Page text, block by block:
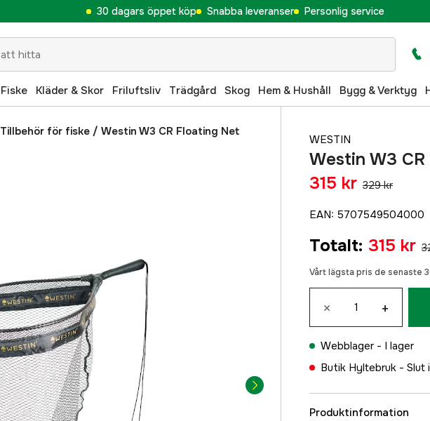
30 dagars öppet köp Snabba leveranser Personlig service
Fiske Kläder & Skor Friluftsliv Trädgård Skog Hem & Hushåll Bygg & Verktyg
Tillbehör för fiske / Westin W3 CR Floating Net
WESTIN
Westin W3
315 kr 329 kr
EAN: 5707549504000
Totalt: 315 kr
Vårt lägsta pris de senaste
× +
Webblager - I lager
Butik Hyltebruk - Slut
Produktinformation